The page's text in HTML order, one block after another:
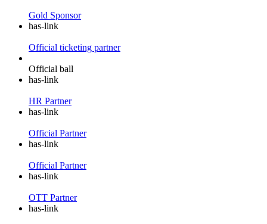
Gold Sponsor
has-link
Official ticketing partner
Official ball
has-link
HR Partner
has-link
Official Partner
has-link
Official Partner
has-link
OTT Partner
has-link